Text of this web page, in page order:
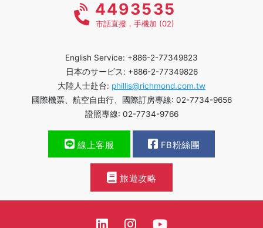
4493535
市話直撥，手機加 (02)
English Service: +886-2-77349823
日本のサービス: +886-2-77349826
大陸人士赴台: phillis@richmond.com.tw
國際機票、航空自由行、國際訂房專線: 02-7734-9656
證照專線: 02-7734-9766
線上客服 FB粉絲團
旅遊攻略